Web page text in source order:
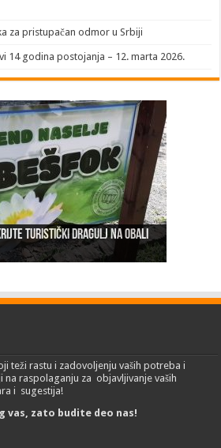
za pristupačan odmor u Srbiji
14 godina postojanja – 12. marta 2026.
turistički dragulj na obali
kulenijada 8. juna
sezona na Gradskoj plaži u
od 6.do 9. jula
sajam turizma „EMITT 2023“
teži rastu i zadovoljenju vaših potreba i
na raspolaganju za objavljivanje vaših
i sugestija!
vas, zato budite deo nas!